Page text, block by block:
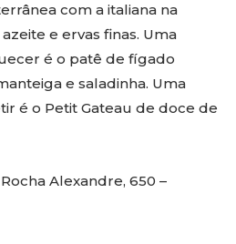
com a italiana na
e ervas finas. Uma
é o patê de fígado
e saladinha. Uma
é o Petit Gateau de doce de
Alexandre, 650 –